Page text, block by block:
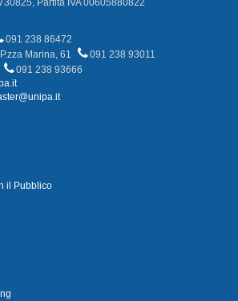
Partita IVA 00605880822
091 238 86472
Marina, 61
091 238 93011
091 238 93666
il Pubblico